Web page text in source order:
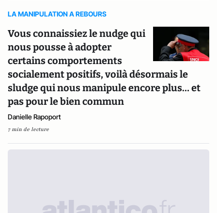
LA MANIPULATION A REBOURS
Vous connaissiez le nudge qui
nous pousse à adopter
certains comportements
socialement positifs, voilà désormais le
sludge qui nous manipule encore plus… et
pas pour le bien commun
Danielle Rapoport
7 min de lecture